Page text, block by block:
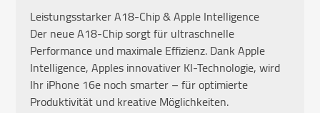
Leistungsstarker A18-Chip & Apple Intelligence
Der neue A18-Chip sorgt für ultraschnelle
Performance und maximale Effizienz. Dank Apple
Intelligence, Apples innovativer KI-Technologie, wird
Ihr iPhone 16e noch smarter – für optimierte
Produktivität und kreative Möglichkeiten.